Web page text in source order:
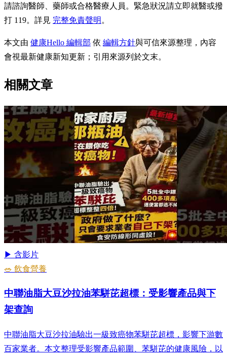
請諮詢醫師、藥師或合格醫療人員。緊急狀況請立即就醫或撥
打 119。詳見 完整免責聲明 。
本文由 健康Hello 編輯部 依 編輯方針與可信來源整理，內容
會視最新健康新知更新；引用來源列於文末。
相關文章
▶ 含影片
🥗 飲食營養
中聯油脂大豆沙拉油苯駢芘超標：受影響產品與下
架查詢
中聯油脂大豆沙拉油驗出一級致癌物苯駢芘超標，影響下游數
百家業者。本文整理受影響產品範圍、苯駢芘的健康風險，以